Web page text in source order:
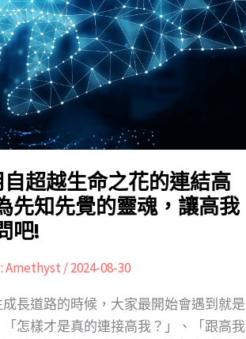
超越生命之花的連結高
先知先覺的靈魂，讓高我
吧!
Amethyst /2024-08-30
長道路的時候，大家最開始會遇到就是
「怎樣才是真的連接高我？」、「跟高我